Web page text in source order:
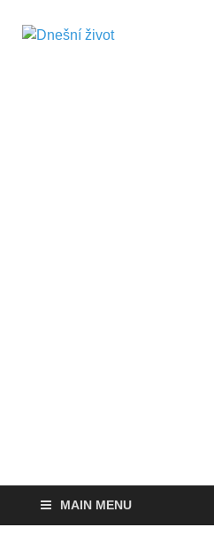
MAIN MENU